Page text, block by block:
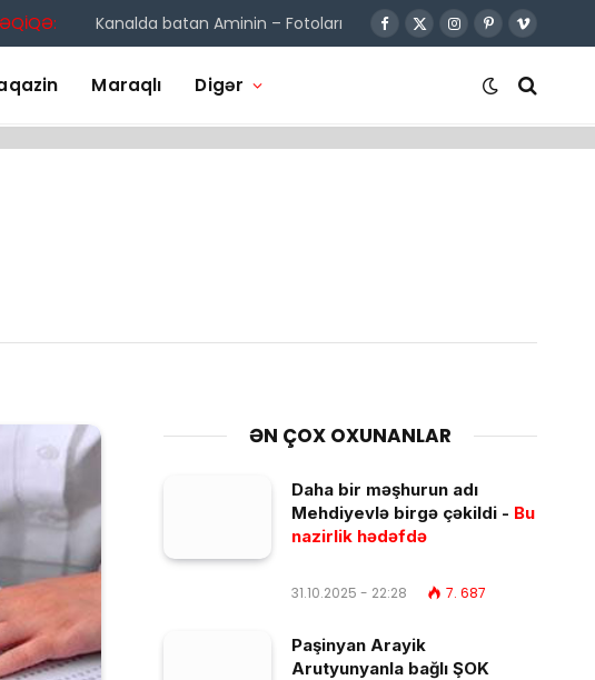
Kanalda batan Aminin – Fotoları Facebook
X
Instagram
Pinterest
Vimeo
Maraqlı Digər
ƏN ÇOX OXUNANLAR
Daha bir məşhurun adı
Mehdiyevlə birgə çəkildi - Bu
nazirlik hədəfdə
31.10.2025 - 22:28 7. 687
Paşinyan Arayik
Arutyunyanla bağlı ŞOK